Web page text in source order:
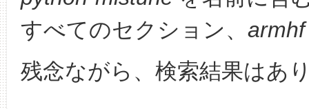
すべてのセクション、 armhf
残念ながら、検索結果はあ